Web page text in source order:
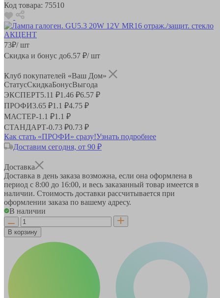
Код товара: 75510
73₽/ шт
Скидка и бонус до6.57 ₽/ шт
Клуб покупателей «Ваш Дом»
СтатусСкидкаБонусВыгода
ЭКСПЕРТ5.11 ₽1.46 ₽6.57 ₽
ПРОФИ3.65 ₽1.1 ₽4.75 ₽
МАСТЕР-1.1 ₽1.1 ₽
СТАНДАРТ-0.73 ₽0.73 ₽
Как стать «ПРОФИ» сразу!Узнать подробнее
Доставим сегодня, от 90 ₽
Доставка
Доставка в день заказа возможна, если она оформлена в
период с 8:00 до 16:00, и весь заказанный товар имеется в
наличии. Стоимость доставки рассчитывается при
оформлении заказа по вашему адресу.
В наличии
В корзину